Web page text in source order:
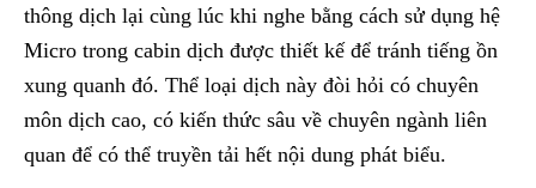
thông dịch lại cùng lúc khi nghe bằng cách sử dụng hệ
Micro trong cabin dịch được thiết kế để tránh tiếng ồn
xung quanh đó. Thể loại dịch này đòi hỏi có chuyên
môn dịch cao, có kiến thức sâu về chuyên ngành liên
quan để có thể truyền tải hết nội dung phát biểu.